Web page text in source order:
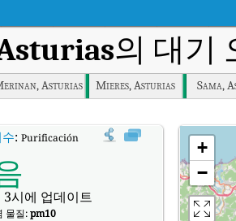
의 대기
Asturias Mieres, Asturias Sama,
: Purificación Tomás, Asturias실시간 대기질 지수
시에 업데이트
물질:pm10
+
−